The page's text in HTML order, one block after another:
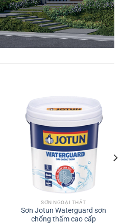
SƠN NGOẠI THẤT
Sơn Jotun Waterguard sơn
chống thấm cao cấp